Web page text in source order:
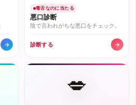
毒舌なのに当たる
悪口診断
陰で言われがちな悪口をチェック。
診断する
💋